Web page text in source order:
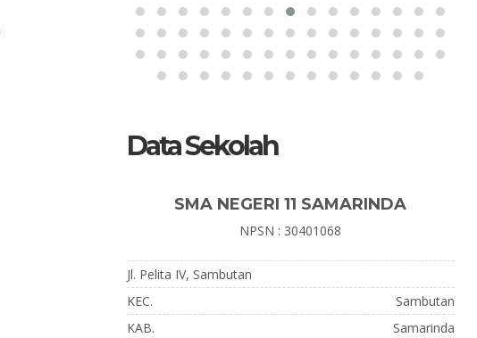
Data Sekolah
SMA NEGERI 11 SAMARINDA
NPSN : 30401068
Jl. Pelita IV, Sambutan
KEC.
Sambutan
KAB.
Samarinda